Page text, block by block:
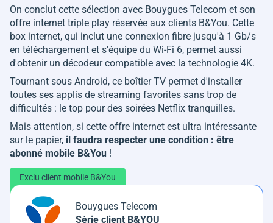
On conclut cette sélection avec Bouygues Telecom et son
offre internet triple play réservée aux clients B&You. Cette
box internet, qui inclut une connexion fibre jusqu'à 1 Gb/s
en téléchargement et s'équipe du Wi-Fi 6, permet aussi
d'obtenir un décodeur compatible avec la technologie 4K.
Tournant sous Android, ce boîtier TV permet d'installer
toutes ses applis de streaming favorites sans trop de
difficultés : le top pour des soirées Netflix tranquilles.
Mais attention, si cette offre internet est ultra intéressante
sur le papier, il faudra respecter une condition : être
abonné mobile B&You !
Exclu client mobile B&You
Bouygues Telecom
Série client B&YOU